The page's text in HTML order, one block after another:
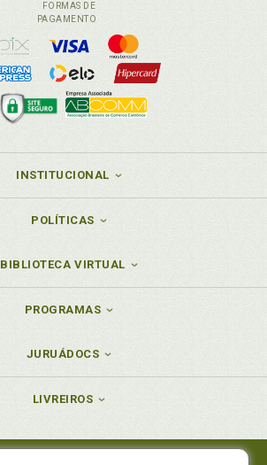
FORMAS DE
PAGAMENTO
INSTITUCIONAL
POLÍTICAS
BIBLIOTECA VIRTUAL
PROGRAMAS
JURUÁDOCS
LIVREIROS